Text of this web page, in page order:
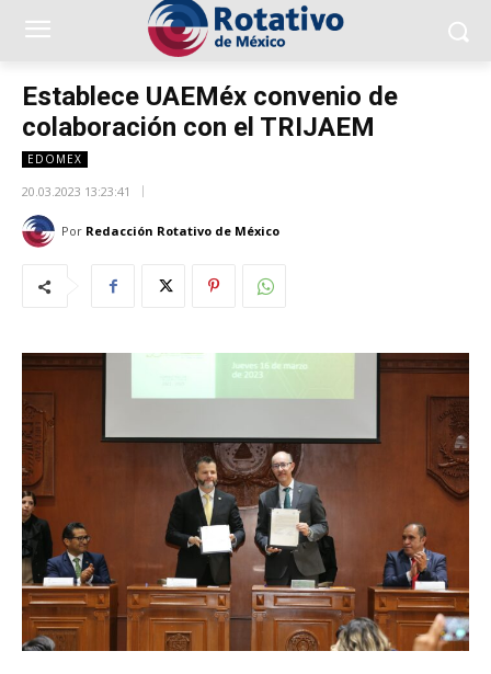
Establece UAEMéx convenio de
colaboración con el TRIJAEM
EDOMEX
20.03.2023 13:23:41
Por Redacción Rotativo de México